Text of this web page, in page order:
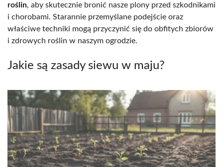
roślin, aby skutecznie bronić nasze plony przed szkodnikami
i chorobami. Starannie przemyślane podejście oraz
właściwe techniki mogą przyczynić się do obfitych zbiorów
i zdrowych roślin w naszym ogrodzie.
Jakie są zasady siewu w maju?